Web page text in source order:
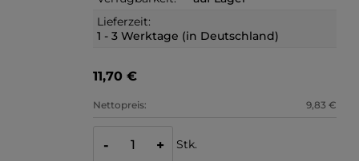
Lieferzeit:
1 - 3 Werktage (in Deutschland)
11,70 €
Nettopreis: 9,83 €
- + Stk.